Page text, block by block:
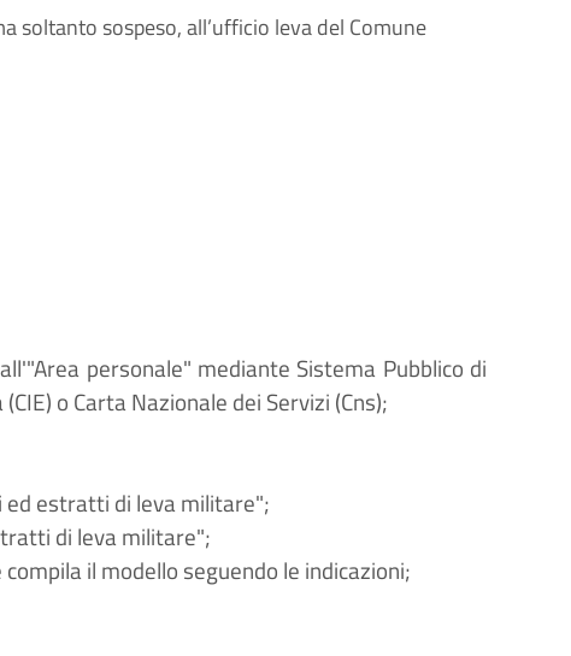
soltanto sospeso, all’ufficio leva del Comune
personale" mediante Sistema Pubblico di
o Carta Nazionale dei Servizi (Cns);
ed estratti di leva militare";
di leva militare";
il modello seguendo le indicazioni;